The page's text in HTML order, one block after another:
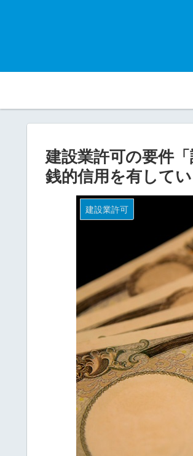
建設業許可の要件
銭的信用を有して
建設業許可